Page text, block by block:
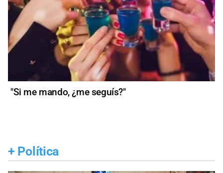
"Si me mando, ¿me seguís?"
+ Política